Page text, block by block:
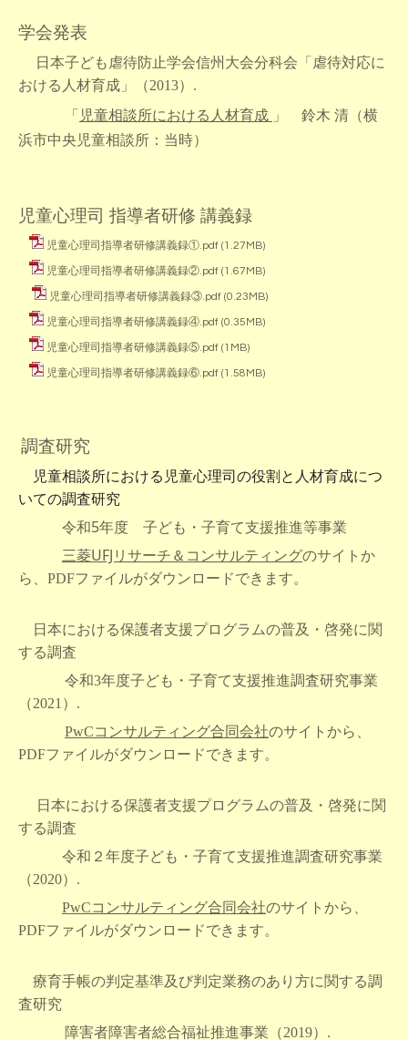
学会発表
日本子ども虐待防止学会信州大会分科会「虐待対応に
おける人材育成」（2013）.
「 児童相談所における人材育成 」 鈴木 清（横
浜市中央児童相談所：当時）
児童心理司 指導者研修 講義録
児童心理司指導者研修講義録①.pdf (1.27MB)
児童心理司指導者研修講義録②.pdf (1.67MB)
児童心理司指導者研修講義録③.pdf (0.23MB)
児童心理司指導者研修講義録④.pdf (0.35MB)
児童心理司指導者研修講義録⑤.pdf (1MB)
児童心理司指導者研修講義録⑥.pdf (1.58MB)
調査研究
児童相談所における児童心理司の役割と人材育成につ
いての調査研究
令和5年度 子ども・子育て支援推進等事業
三菱UFJリサーチ＆コンサルティングのサイトか
ら、PDFファイルがダウンロードできます。
日本における保護者支援プログラムの普及・啓発に関
する調査
令和3年度子ども・子育て支援推進調査研究事業
（2021 ）.
PwCコンサルティング合同会社のサイトから、
PDFファイルがダウンロードできます。
日本における保護者支援プログラムの普及・啓発に関
する調査
令和２年度子ども・子育て支援推進調査研究事業
（2020）.
PwCコンサルティング合同会社のサイトから、
PDFファイルがダウンロードできます。
療育手帳の判定基準及び判定業務のあり方に関する調
査研究
障害者障害者総合福祉推進事業（2019）.